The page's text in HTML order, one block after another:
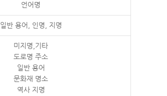
언어명
일반 용어, 인명, 지명
미지명,기타
도로명 주소
일반 용어
문화재 명소
역사 지명